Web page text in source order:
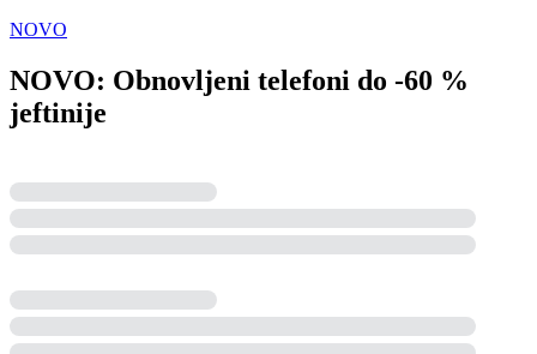
NOVO
NOVO: Obnovljeni telefoni do -60 %
jeftinije